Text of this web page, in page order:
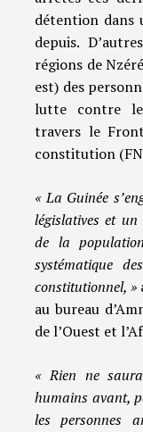
détention dans
depuis.
régions de
est) des
lutte contre
travers le
constitution
« La Guinée
législatives et
de la
systématique
constitutionnel, »
au bureau
de l’Ouest et
« Rien ne
humains avant,
les personnes